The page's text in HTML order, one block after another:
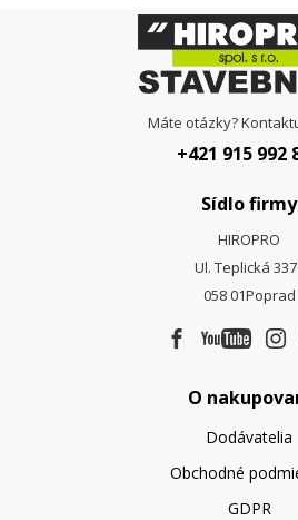
Máte otázky?
+421 915 992
Sídlo firmy
HIROPRO
Ul. Teplická
058 01Poprad
O
Dodávatelia
Obchodné
GDPR